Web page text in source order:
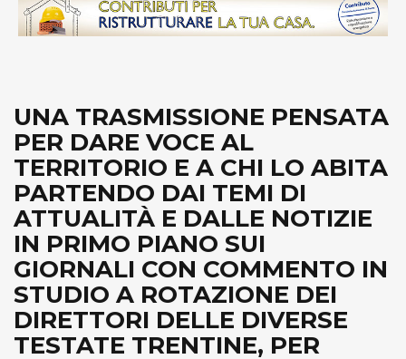
UNA TRASMISSIONE PENSATA
PER DARE VOCE AL
TERRITORIO E A CHI LO ABITA
PARTENDO DAI TEMI DI
ATTUALITÀ E DALLE NOTIZIE
IN PRIMO PIANO SUI
GIORNALI CON COMMENTO IN
STUDIO A ROTAZIONE DEI
DIRETTORI DELLE DIVERSE
TESTATE TRENTINE, PER